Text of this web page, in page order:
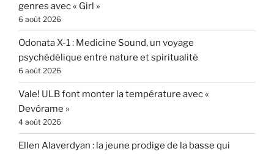
genres avec « Girl »
6 août 2026
Odonata X-1 : Medicine Sound, un voyage
psychédélique entre nature et spiritualité
6 août 2026
Vale! ULB font monter la température avec «
Devórame »
4 août 2026
Ellen Alaverdyan : la jeune prodige de la basse qui